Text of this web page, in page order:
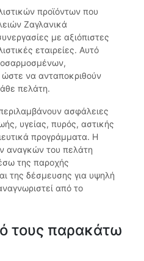
προϊόντων που
Ζαγλανικά
με αξιόπιστες
εταιρείες. Αυτό
να ανταποκριθούν
πελάτη.
ασφάλειες
υγείας, πυρός, αστικής
προγράμματα. Η
αναγκών του πελάτη
της παροχής
της δέσμευσης για υψηλή
από το
τους παρακάτω